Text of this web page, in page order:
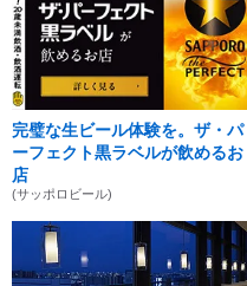
完璧な生ビール体験を。ザ・パ
ーフェクト黒ラベルが飲めるお
店
(サッポロビール)